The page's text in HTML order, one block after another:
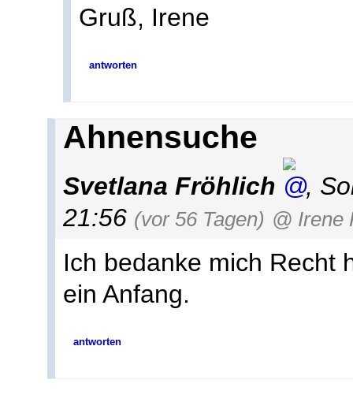
Gruß, Irene
antworten
Ahnensuche
Svetlana Fröhlich ,
21:56 (vor 56 Tagen) @ Irene
Ich bedanke mich Recht
ein Anfang.
antworten